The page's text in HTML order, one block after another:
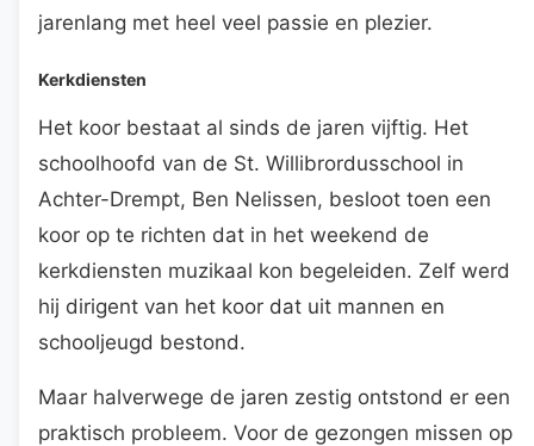
jarenlang met heel veel passie en plezier.
Kerkdiensten
Het koor bestaat al sinds de jaren vijftig. Het
schoolhoofd van de St. Willibrordusschool in
Achter-Drempt, Ben Nelissen, besloot toen een
koor op te richten dat in het weekend de
kerkdiensten muzikaal kon begeleiden. Zelf werd
hij dirigent van het koor dat uit mannen en
schooljeugd bestond.
Maar halverwege de jaren zestig ontstond er een
praktisch probleem. Voor de gezongen missen op